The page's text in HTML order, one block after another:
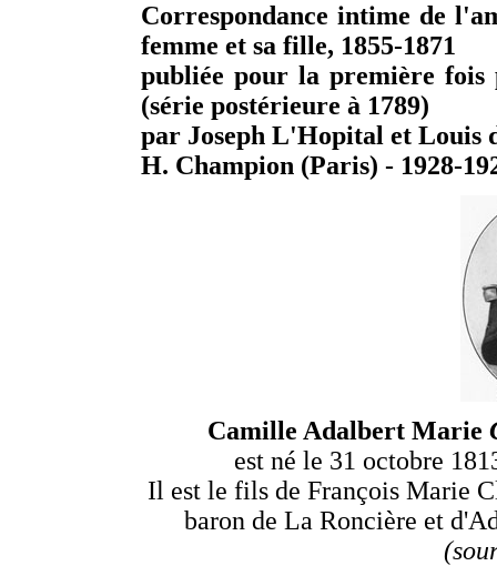
Correspondance intime de
femme et sa fille, 1855-1871
publiée pour la première fois
(série postérieure à 1789)
par Joseph L'Hopital et Louis
H. Champion (Paris) - 1928-
Camille Adalbert Marie
est né le 31 octobre
Il est le fils de François Marie
baron de La Roncière et